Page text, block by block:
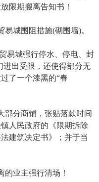
限期搬离告知书！
城围阻措施(砌围墙)。
易城强行停水、停电、封
进出受限，还使得部分无
了一个漆黑的“春
分商铺，张贴落款时间
人民政府的《限期拆除
建筑决定书》；并于当
业主强行清场！